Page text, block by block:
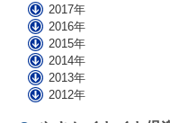
2017年
2016年
2015年
2014年
2013年
2012年